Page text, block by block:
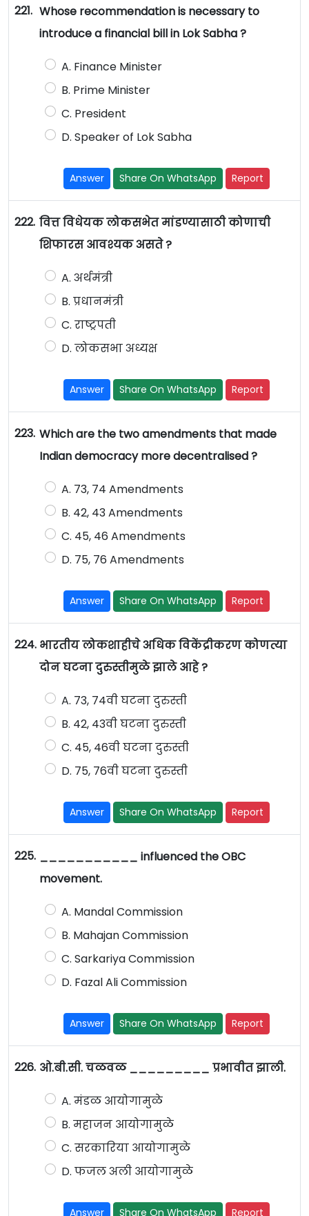
221. Whose recommendation is necessary to
introduce a financial bill in Lok Sabha ?
A. Finance Minister
B. Prime Minister
C. President
D. Speaker of Lok Sabha
Answer Share On WhatsApp Report
222. वित्त विधेयक लोकसभेत मांडण्यासाठी कोणाची
शिफारस आवश्यक असते ?
A. अर्थमंत्री
B. प्रधानमंत्री
C. राष्ट्रपती
D. लोकसभा अध्यक्ष
Answer Share On WhatsApp Report
223. Which are the two amendments that made
Indian democracy more decentralised ?
A. 73, 74 Amendments
B. 42, 43 Amendments
C. 45, 46 Amendments
D. 75, 76 Amendments
Answer Share On WhatsApp Report
224. भारतीय लोकशाहीचे अधिक विकेंद्रीकरण कोणत्या
दोन घटना दुरुस्तीमुळे झाले आहे ?
A. 73, 74वी घटना दुरुस्ती
B. 42, 43वी घटना दुरुस्ती
C. 45, 46वी घटना दुरुस्ती
D. 75, 76वी घटना दुरुस्ती
Answer Share On WhatsApp Report
225. ___________ influenced the OBC
movement.
A. Mandal Commission
B. Mahajan Commission
C. Sarkariya Commission
D. Fazal Ali Commission
Answer Share On WhatsApp Report
226. ओ.बी.सी. चळवळ _________ प्रभावीत झाली.
A. मंडळ आयोगामुळे
B. महाजन आयोगामुळे
C. सरकारिया आयोगामुळे
D. फजल अली आयोगामुळे
Answer Share On WhatsApp Report